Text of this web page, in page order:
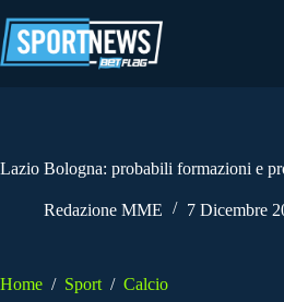
al
contenuto
Lazio Bologna: probabili formazioni e
Redazione MME 7 Dicembre
Home / Sport / Calcio